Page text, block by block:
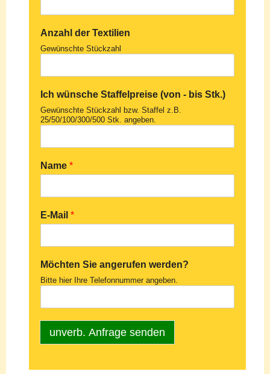
Anzahl der Textilien
Gewünschte Stückzahl
Ich wünsche Staffelpreise (von - bis Stk.)
Gewünschte Stückzahl bzw. Staffel z.B.
25/50/100/300/500 Stk. angeben.
Name *
E-Mail *
Möchten Sie angerufen werden?
Bitte hier Ihre Telefonnummer angeben.
unverb. Anfrage senden